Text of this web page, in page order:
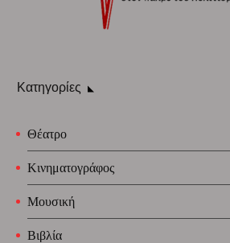
Κατηγορίες
Θέατρο
Κινηματογράφος
Μουσική
Βιβλία